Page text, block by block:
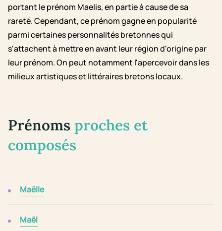
portant le prénom Maelis, en partie à cause de sa
rareté. Cependant, ce prénom gagne en popularité
parmi certaines personnalités bretonnes qui
s'attachent à mettre en avant leur région d'origine par
leur prénom. On peut notamment l'apercevoir dans les
milieux artistiques et littéraires bretons locaux.
Prénoms proches et
composés
Maëlle
Maël